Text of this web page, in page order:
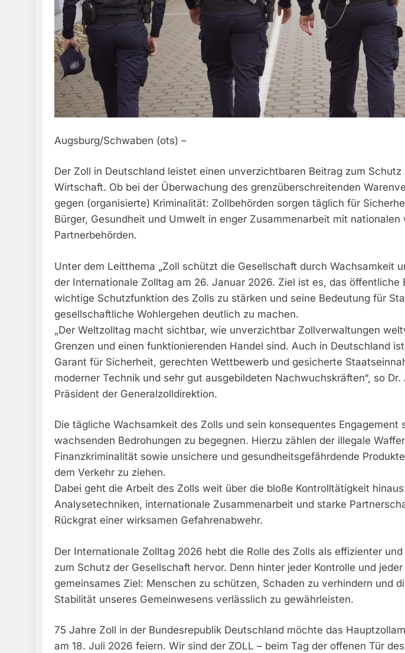
Augsburg/Schwaben (ots) –
Der Zoll in Deutschland leistet einen unverzichtbaren Beitrag zum
Wirtschaft. Ob bei der Überwachung des grenzüberschreitenden
gegen (organisierte) Kriminalität: Zollbehörden sorgen täglich für
Bürger, Gesundheit und Umwelt in enger Zusammenarbeit mit nationalen
Partnerbehörden.
Unter dem Leitthema „Zoll schützt die Gesellschaft durch Wachsamkeit
der Internationale Zolltag am 26. Januar 2026. Ziel ist es, das öffentliche
wichtige Schutzfunktion des Zolls zu stärken und seine Bedeutung für
gesellschaftliche Wohlergehen deutlich zu machen.
„Der Weltzolltag macht sichtbar, wie unverzichtbar Zollverwaltungen
Grenzen und einen funktionierenden Handel sind. Auch in Deutschland
Garant für Sicherheit, gerechten Wettbewerb und gesicherte
moderner Technik und sehr gut ausgebildeten Nachwuchskräften“, so Dr.
Präsident der Generalzolldirektion.
Die tägliche Wachsamkeit des Zolls und sein konsequentes Engagement
wachsenden Bedrohungen zu begegnen. Hierzu zählen der illegale
Finanzkriminalität sowie unsichere und gesundheitsgefährdende
dem Verkehr zu ziehen.
Dabei geht die Arbeit des Zolls weit über die bloße Kontrolltätigkeit
Analysetechniken, internationale Zusammenarbeit und starke
Rückgrat einer wirksamen Gefahrenabwehr.
Der Internationale Zolltag 2026 hebt die Rolle des Zolls als effizienter
zum Schutz der Gesellschaft hervor. Denn hinter jeder Kontrolle und
gemeinsames Ziel: Menschen zu schützen, Schaden zu verhindern und
Stabilität unseres Gemeinwesens verlässlich zu gewährleisten.
75 Jahre Zoll in der Bundesrepublik Deutschland möchte das
am 18. Juli 2026 feiern. Wir sind der ZOLL – beim Tag der offenen Tür